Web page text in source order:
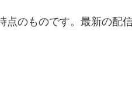
点のものです。最新の配